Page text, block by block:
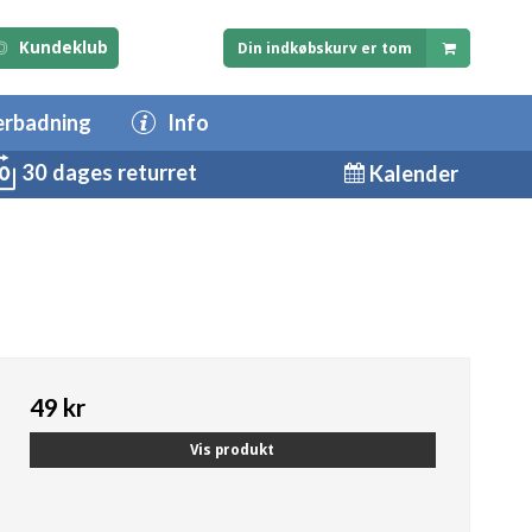
Kundeklub Din indkøbskurv er tom
Info
30 dages returret Kalender
49 kr
Vis produkt